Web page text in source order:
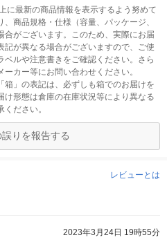
に最新の商品情報を表示するよう努めて
商品規格・仕様（容量、パッケージ、
合がございます。このため、実際にお届
記が異なる場合がございますので、ご使
ルや注意書きをご確認ください。さら
カー等にお問い合わせください。
箱」の表記は、必ずしも箱でのお届けを
け形態は倉庫の在庫状況等により異なる
ださい。
りを報告する
レビューとは
2023年3月24日 19時55分